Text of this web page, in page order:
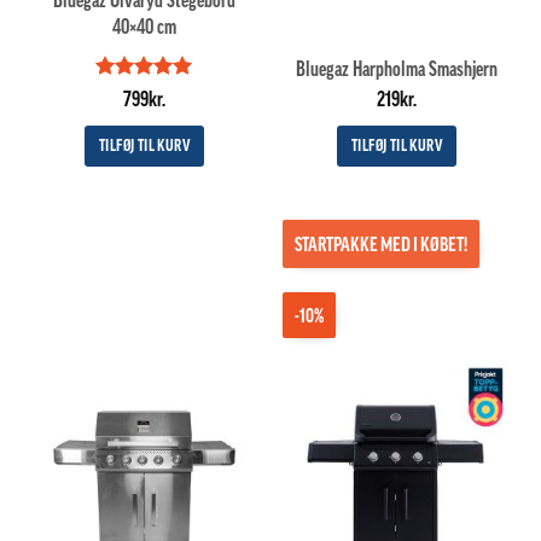
40×40 cm
Vurderet
799kr.
TILFØJ TIL KURV
Bluegaz Harpholma Smashjern
219kr.
TILFØJ TIL KURV
-10%
STARTPAKKE MED I KØBET!